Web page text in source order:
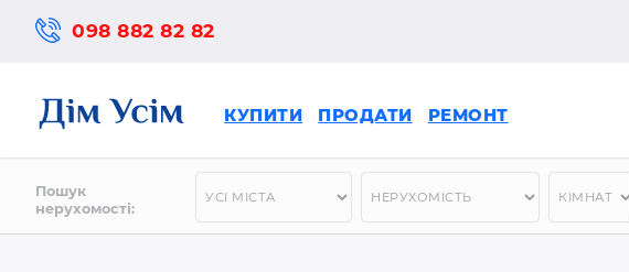
098 882 82 82
КУПИТИ ПРОДАТИ РЕМОНТ
Пошук
нерухомості: